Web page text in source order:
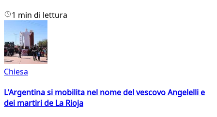
1 min di lettura
Chiesa
L'Argentina si mobilita nel nome del vescovo Angelelli e
dei martiri de La Rioja